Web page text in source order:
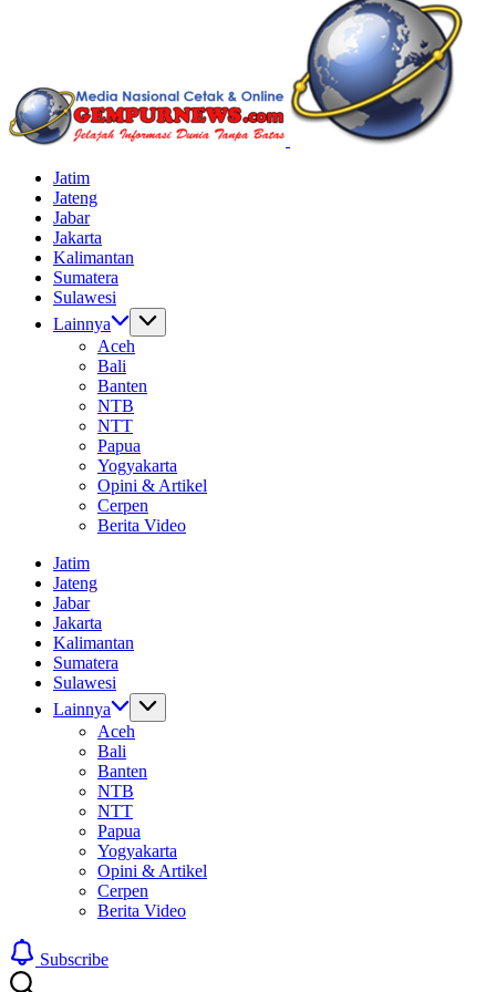
Informasi
Dunia
Tanpa
Batas
Jatim
Jateng
Jabar
Jakarta
Kalimantan
Sumatera
Sulawesi
Lainnya
Aceh
Bali
Banten
NTB
NTT
Papua
Yogyakarta
Opini & Artikel
Cerpen
Berita Video
Jatim
Jateng
Jabar
Jakarta
Kalimantan
Sumatera
Sulawesi
Lainnya
Aceh
Bali
Banten
NTB
NTT
Papua
Yogyakarta
Opini & Artikel
Cerpen
Berita Video
Subscribe